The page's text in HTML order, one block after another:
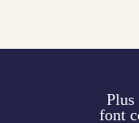
Plus
font